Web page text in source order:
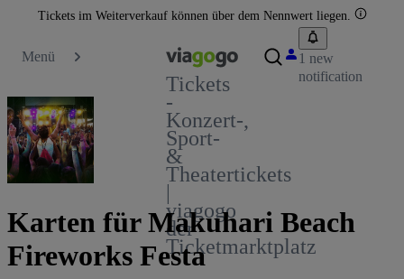
Tickets im Weiterverkauf können über dem Nennwert liegen.
Menü
Tickets
-
Konzert-,
Sport-
&
Theatertickets
|
viagogo
der
Ticketmarktplatz
1 new
notification
Karten für Makuhari Beach
Fireworks Festa